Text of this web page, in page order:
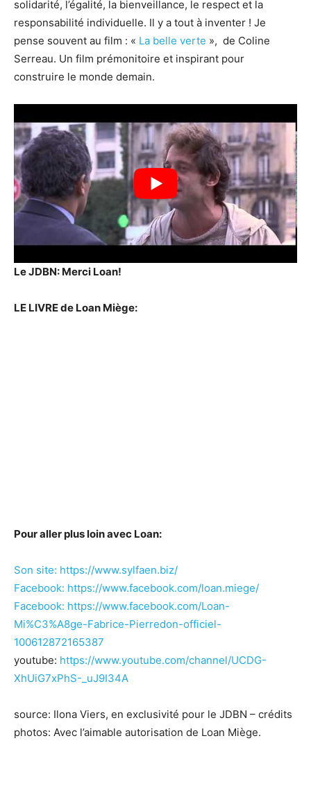
solidarité, l’égalité, la bienveillance, le respect et la
responsabilité individuelle. Il y a tout à inventer ! Je
pense souvent au film : « La belle verte », de Coline
Serreau. Un film prémonitoire et inspirant pour
construire le monde demain.
Le JDBN: Merci Loan!
LE LIVRE de Loan Miège:
Pour aller plus loin avec Loan:
Son site: https://www.sylfaen.biz/
Facebook: https://www.facebook.com/loan.miege/
Facebook: https://www.facebook.com/Loan-
Mi%C3%A8ge-Fabrice-Pierredon-officiel-
100612872165387
youtube: https://www.youtube.com/channel/UCDG-
XhUiG7xPhS-_uJ9I34A
source: Ilona Viers, en exclusivité pour le JDBN – crédits
photos: Avec l’aimable autorisation de Loan Miège.